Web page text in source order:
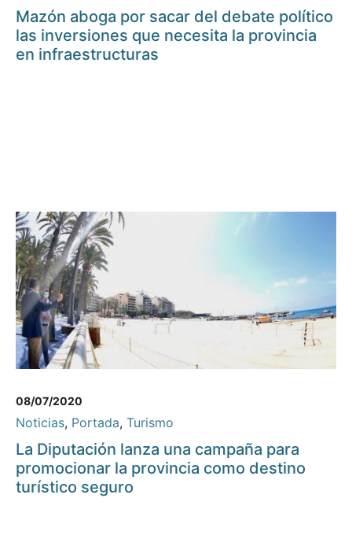
Mazón aboga por sacar del debate político
las inversiones que necesita la provincia
en infraestructuras
08/07/2020
Noticias, Portada, Turismo
La Diputación lanza una campaña para
promocionar la provincia como destino
turístico seguro